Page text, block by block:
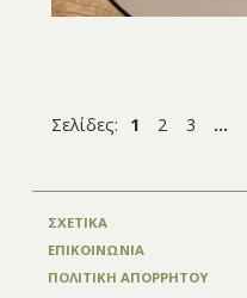
Σελίδες: 1 2 3 …
ΣΧΕΤΙΚΑ
ΕΠΙΚΟΙΝΩΝΙΑ
ΠΟΛΙΤΙΚΗ ΑΠΟΡΡΗΤΟΥ